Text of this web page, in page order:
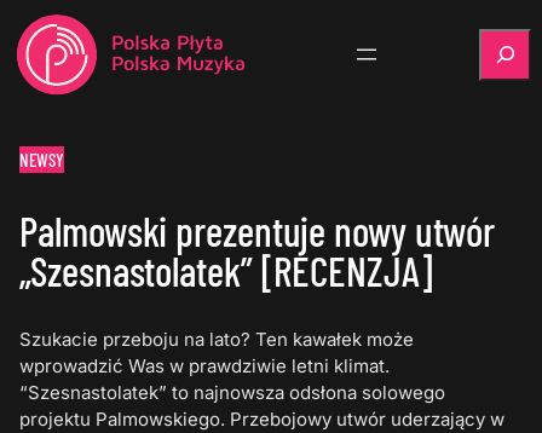
NEWSY
Palmowski prezentuje nowy utwór
„Szesnastolatek” [RECENZJA]
Szukacie przeboju na lato? Ten kawałek może
wprowadzić Was w prawdziwie letni klimat.
“Szesnastolatek” to najnowsza odsłona solowego
projektu Palmowskiego. Przebojowy utwór uderzający w